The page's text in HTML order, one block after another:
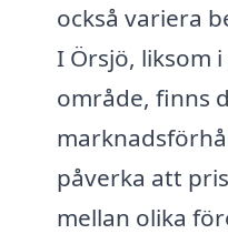
också variera
I Örsjö, liksom
område, finns
påverka att
mellan olika